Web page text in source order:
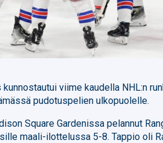
kunnostautui viime kaudella NHL:n
pudotuspelien ulkopuolelle.
Square Gardenissa pelannut
maali-ilottelussa 5-8. Tappio oli